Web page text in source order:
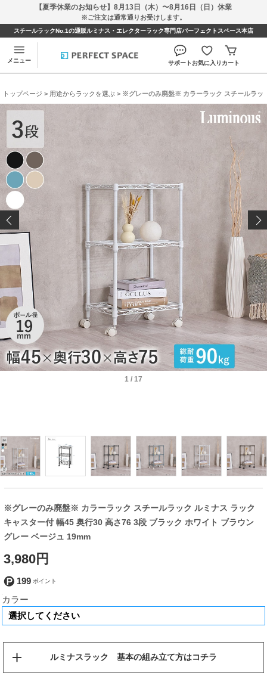
【夏季休業のお知らせ】8月13日（木）〜8月16日（日）休業
※ご注文は通常通りお受けします。
スチールラックNo.1の通販ルミナス・エレクターラック専門店パーフェクトスペース本店
メニュー サポートお気に入り カート
トップページ > 用途からラックを選ぶ > ※グレーのみ廃盤※ カラーラック スチールラッ
1 / 17
※グレーのみ廃盤※ カラーラック スチールラック ルミナス ラック
キャスター付 幅45 奥行30 高さ76 3段 ブラック ホワイト ブラウン
グレー ベージュ 19mm
3,980円
199
カラー
ルミナスラック 基本の組み立て方はコチラ